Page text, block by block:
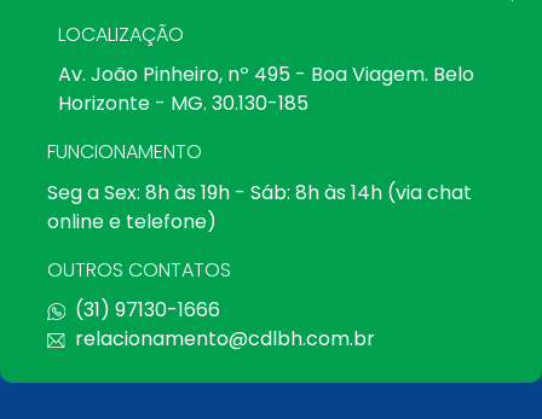
LOCALIZAÇÃO
Av. João Pinheiro, nº 495 - Boa Viagem. Belo
Horizonte - MG. 30.130-185
FUNCIONAMENTO
Seg a Sex: 8h às 19h - Sáb: 8h às 14h (via chat
online e telefone)
OUTROS CONTATOS
(31) 97130-1666
relacionamento@cdlbh.com.br